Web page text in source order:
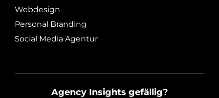
Webdesign
Personal Branding
Social Media Agentur
Agency Insights gefällig?